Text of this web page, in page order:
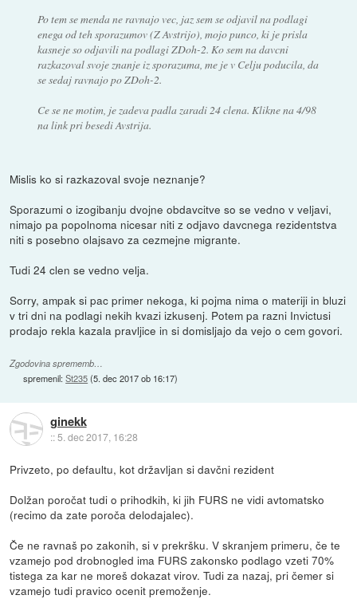
Po tem se menda ne ravnajo vec, jaz sem se odjavil na podlagi
enega od teh sporazumov (Z Avstrijo), mojo punco, ki je prisla
kasneje so odjavili na podlagi ZDoh-2. Ko sem na davcni
razkazoval svoje znanje iz sporazuma, me je v Celju poducila, da
se sedaj ravnajo po ZDoh-2.
Ce se ne motim, je zadeva padla zaradi 24 clena. Klikne na 4/98
na link pri besedi Avstrija.
Mislis ko si razkazoval svoje neznanje?
Sporazumi o izogibanju dvojne obdavcitve so se vedno v veljavi,
nimajo pa popolnoma nicesar niti z odjavo davcnega rezidentstva
niti s posebno olajsavo za cezmejne migrante.
Tudi 24 clen se vedno velja.
Sorry, ampak si pac primer nekoga, ki pojma nima o materiji in bluzi
v tri dni na podlagi nekih kvazi izkusenj. Potem pa razni Invictusi
prodajo rekla kazala pravljice in si domisljajo da vejo o cem govori.
Zgodovina sprememb…
spremenil:St235(5. dec 2017 ob 16:17)
ginekk
::5. dec 2017, 16:28
Privzeto, po defaultu, kot državljan si davčni rezident
Dolžan poročat tudi o prihodkih, ki jih FURS ne vidi avtomatsko
(recimo da zate poroča delodajalec).
Če ne ravnaš po zakonih, si v prekršku. V skranjem primeru, če te
vzamejo pod drobnogled ima FURS zakonsko podlago vzeti 70%
tistega za kar ne moreš dokazat virov. Tudi za nazaj, pri čemer si
vzamejo tudi pravico ocenit premoženje.